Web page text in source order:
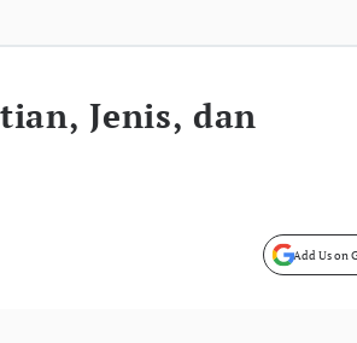
Jenis, dan
Add Us on